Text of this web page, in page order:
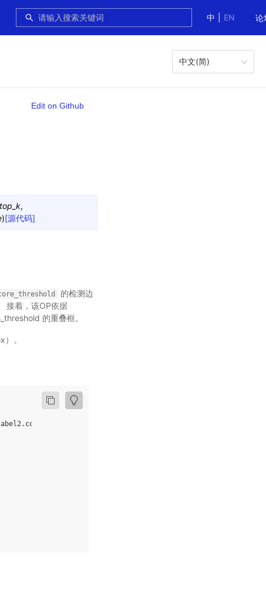
中
EN 论
中文(简)
Edit on Github
,
)[源代码]
的检测边
接着，该OP依据
的重叠框。
。